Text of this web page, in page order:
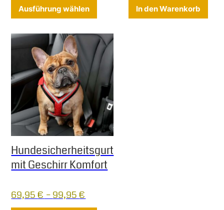
Ausführung wählen Dieses Produkt weist mehrere
In den Warenkorb
Hundesicherheitsgurt
mit Geschirr Komfort
69,95€–99,95€